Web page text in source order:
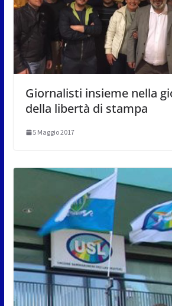
Giornalisti insieme nella
della libertà di stampa
5 Maggio 2017